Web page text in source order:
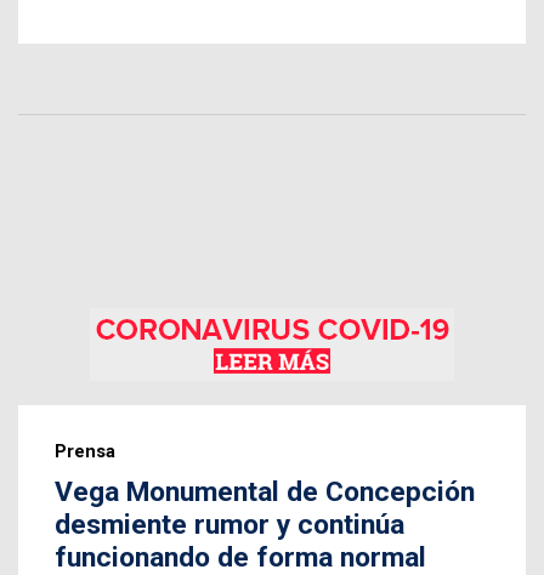
Prensa
Vega Monumental de Concepción
desmiente rumor y continúa
funcionando de forma normal